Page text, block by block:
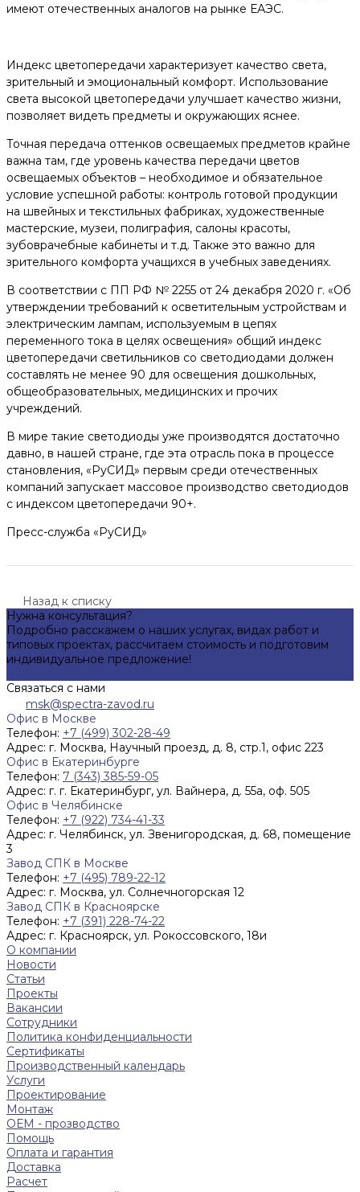
имеют отечественных аналогов на рынке ЕАЭС.
Индекс цветопередачи характеризует качество света,
зрительный и эмоциональный комфорт. Использование
света высокой цветопередачи улучшает качество жизни,
позволяет видеть предметы и окружающих яснее.
Точная передача оттенков освещаемых предметов крайне
важна там, где уровень качества передачи цветов
освещаемых объектов – необходимое и обязательное
условие успешной работы: контроль готовой продукции
на швейных и текстильных фабриках, художественные
мастерские, музеи, полиграфия, салоны красоты,
зубоврачебные кабинеты и т.д. Также это важно для
зрительного комфорта учащихся в учебных заведениях.
В соответствии с ПП РФ № 2255 от 24 декабря 2020 г. «Об
утверждении требований к осветительным устройствам и
электрическим лампам, используемым в цепях
переменного тока в целях освещения» общий индекс
цветопередачи светильников со светодиодами должен
составлять не менее 90 для освещения дошкольных,
общеобразовательных, медицинских и прочих
учреждений.
В мире такие светодиоды уже производятся достаточно
давно, в нашей стране, где эта отрасль пока в процессе
становления, «РуСИД» первым среди отечественных
компаний запускает массовое производство светодиодов
с индексом цветопередачи 90+.
Пресс-служба «РуСИД»
Назад к списку
Нужна консультация?
Подробно расскажем о наших услугах, видах работ и
типовых проектах, рассчитаем стоимость и подготовим
индивидуальное предложение!
Связаться с нами
msk@spectra-zavod.ru
Офис в Москве
Телефон: +7 (499) 302-28-49
Адрес: г. Москва, Научный проезд, д. 8, стр.1, офис 223
Офис в Екатеринбурге
Телефон: 7 (343) 385-59-05
Адрес: г. г. Екатеринбург, ул. Вайнера, д. 55а, оф. 505
Офис в Челябинске
Телефон: +7 (922) 734-41-33
Адрес: г. Челябинск, ул. Звенигородская, д. 68, помещение
3
Завод СПК в Москве
Телефон: +7 (495) 789-22-12
Адрес: г. Москва, ул. Солнечногорская 12
Завод СПК в Красноярске
Телефон: +7 (391) 228-74-22
Адрес: г. Красноярск, ул. Рокоссовского, 18и
О компании
Новости
Статьи
Проекты
Вакансии
Сотрудники
Политика конфиденциальности
Сертификаты
Производственный календарь
Услуги
Проектирование
Монтаж
ОЕМ - прозводство
Помощь
Оплата и гарантия
Доставка
Расчет